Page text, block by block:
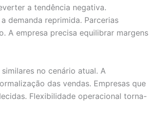
a tendência negativa.
demanda reprimida. Parcerias
A empresa precisa equilibrar margens
no cenário atual. A
das vendas. Empresas que
Flexibilidade operacional torna-